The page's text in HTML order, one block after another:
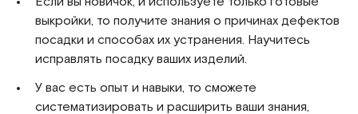
выкройки, то получите знания о причинах дефектов
посадки и способах их устранения. Научитесь
исправлять посадку ваших изделий.
У вас есть опыт и навыки, то сможете
систематизировать и расширить ваши знания,